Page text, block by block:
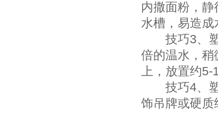
内撒面粉，
水槽，易造
技巧3、塑
倍的温水，
上，放置约
技巧4、塑
饰吊牌或硬